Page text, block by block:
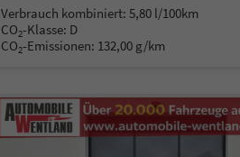
Verbrauch kombiniert:5,80 l/100km
CO2-Klasse: D
CO2-Emissionen: 132,00 g/km